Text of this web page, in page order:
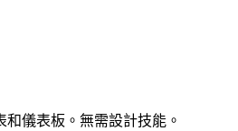
儀表板。無需設計技能。